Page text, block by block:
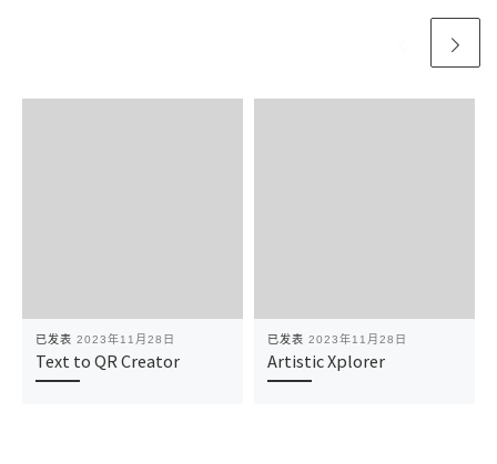
已发表 2023年11月28日
Text to QR Creator
已发表 2023年11月28日
Artistic Xplorer